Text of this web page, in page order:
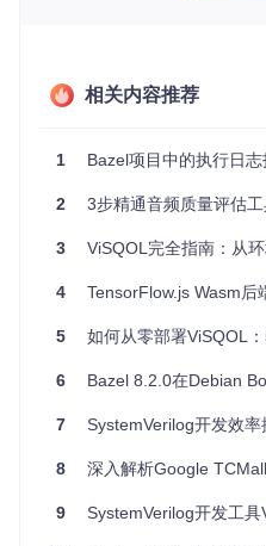
项目特点
针对大项目优化：适用于
智能处理：避免了大型命
命名、删除和修改。
自定义选项：通过CLI接口
以上版本）和Java 8 JDK。然
量管理吧！了解更多详情，请
相关内容推荐
1 Bazel项目中的执行日
2 3步精通音频质量评估工具
3 ViSQOL完全指南：从
4 TensorFlow.js Wasm后端
5 如何从零部署ViSQOL
6 Bazel 8.2.0在Debian
7 SystemVerilog开发效
8 深入解析Google
9 SystemVerilog开发工具